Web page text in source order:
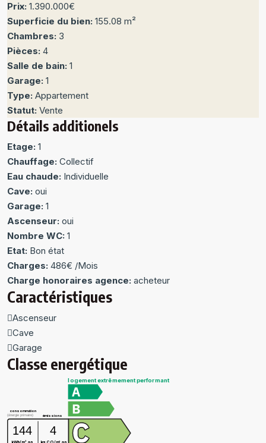
Prix: 1.390.000€
Superficie du bien: 155.08 m²
Chambres: 3
Pièces: 4
Salle de bain: 1
Garage: 1
Type: Appartement
Statut: Vente
Détails additionels
Etage: 1
Chauffage: Collectif
Eau chaude: Individuelle
Cave: oui
Garage: 1
Ascenseur: oui
Nombre WC: 1
Etat: Bon état
Charges: 486€ /Mois
Charge honoraires agence: acheteur
Caractéristiques
Ascenseur
Cave
Garage
Classe energétique
logement extrêmement performant
consommation
émissions
(énergie primaire)
144 4
2 2